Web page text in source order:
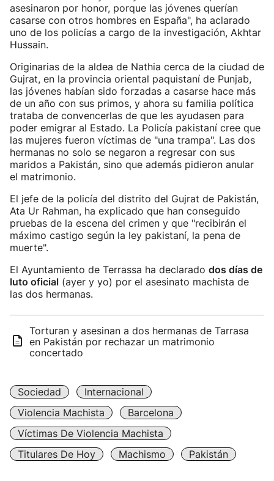
asesinaron por honor, porque las jóvenes querían
casarse con otros hombres en España", ha aclarado
uno de los policías a cargo de la investigación, Akhtar
Hussain.
Originarias de la aldea de Nathia cerca de la ciudad de
Gujrat, en la provincia oriental paquistaní de Punjab,
las jóvenes habían sido forzadas a casarse hace más
de un año con sus primos, y ahora su familia política
trataba de convencerlas de que les ayudasen para
poder emigrar al Estado. La Policía pakistaní cree que
las mujeres fueron víctimas de "una trampa". Las dos
hermanas no solo se negaron a regresar con sus
maridos a Pakistán, sino que además pidieron anular
el matrimonio.
El jefe de la policía del distrito del Gujrat de Pakistán,
Ata Ur Rahman, ha explicado que han conseguido
pruebas de la escena del crimen y que "recibirán el
máximo castigo según la ley pakistaní, la pena de
muerte".
El Ayuntamiento de Terrassa ha declarado dos días de
luto oficial (ayer y yo) por el asesinato machista de
las dos hermanas.
Torturan y asesinan a dos hermanas de Tarrasa
en Pakistán por rechazar un matrimonio
concertado
Sociedad
Internacional
Violencia Machista
Barcelona
Víctimas De Violencia Machista
Titulares De Hoy
Machismo Pakistán